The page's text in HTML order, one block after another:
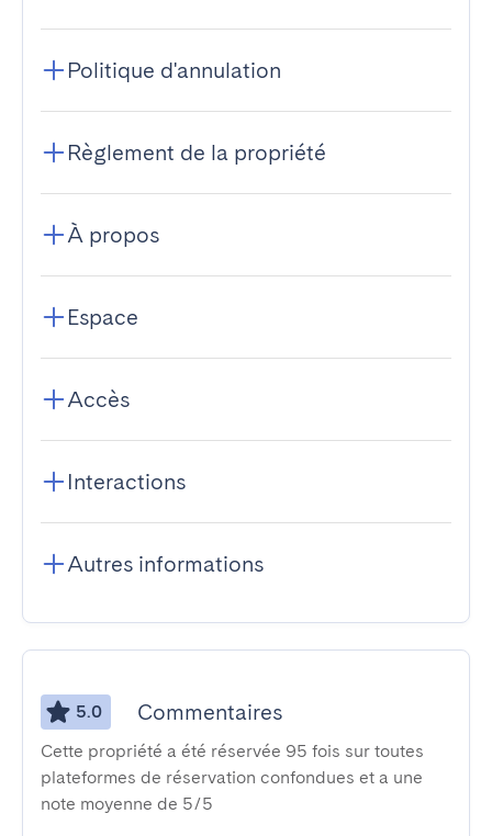
Politique d'annulation
Règlement de la propriété
À propos
Espace
Accès
Interactions
Autres informations
5.0 Commentaires
Cette propriété a été réservée 95 fois sur toutes
plateformes de réservation confondues et a une
note moyenne de 5/5